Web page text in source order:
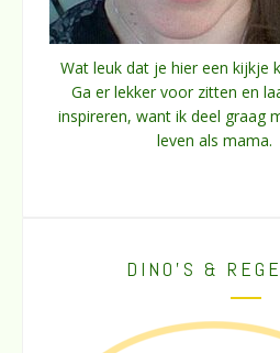
Wat leuk dat je hier een kijkje
Ga er lekker voor zitten en
inspireren, want ik deel graag
leven als mama.
DINO’S &